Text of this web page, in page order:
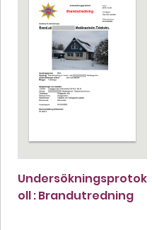
Undersökningsprotok
oll : Brandutredning